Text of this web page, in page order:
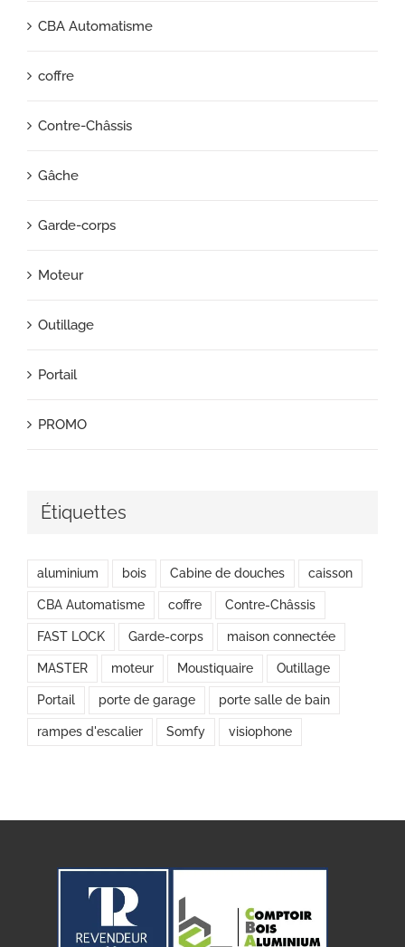
CBA Automatisme
coffre
Contre-Châssis
Gâche
Garde-corps
Moteur
Outillage
Portail
PROMO
Étiquettes
aluminium bois Cabine de douches caisson
CBA Automatisme coffre Contre-Châssis
FAST LOCK Garde-corps maison connectée
MASTER moteur Moustiquaire Outillage
Portail porte de garage porte salle de bain
rampes d'escalier Somfy visiophone